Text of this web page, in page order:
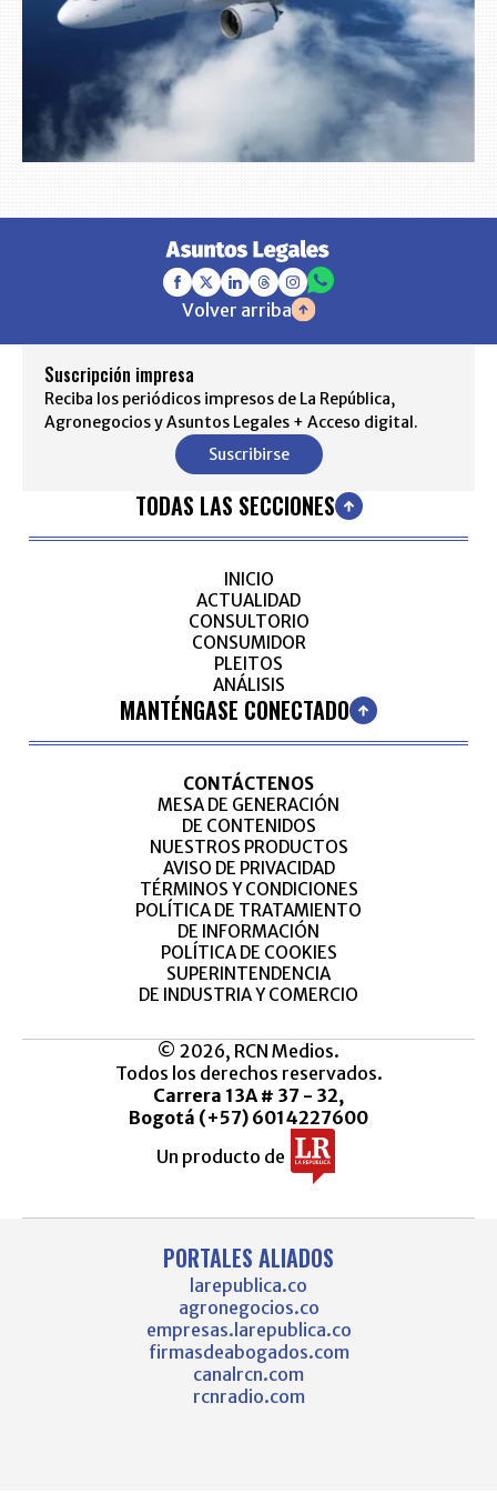
Volver arriba
Suscripción impresa
Reciba los periódicos impresos de La República,
Agronegocios y Asuntos Legales + Acceso digital.
Suscribirse
TODAS LAS SECCIONES
INICIO
ACTUALIDAD
CONSULTORIO
CONSUMIDOR
PLEITOS
ANÁLISIS
MANTÉNGASE CONECTADO
CONTÁCTENOS
MESA DE GENERACIÓN
DE CONTENIDOS
NUESTROS PRODUCTOS
AVISO DE PRIVACIDAD
TÉRMINOS Y CONDICIONES
POLÍTICA DE TRATAMIENTO
DE INFORMACIÓN
POLÍTICA DE COOKIES
SUPERINTENDENCIA
DE INDUSTRIA Y COMERCIO
© 2026, RCN Medios.
Todos los derechos reservados.
Carrera 13A # 37 - 32,
Bogotá (+57) 6014227600
Un producto de
PORTALES ALIADOS
larepublica.co
agronegocios.co
empresas.larepublica.co
firmasdeabogados.com
canalrcn.com
rcnradio.com